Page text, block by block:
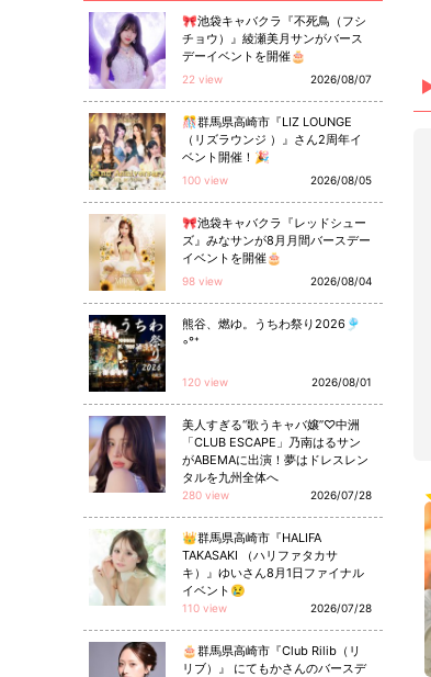
🎀池袋キャバクラ『不死鳥（フシ
チョウ）』綾瀬美月サンがバース
デーイベントを開催🎂
22 view 2026/08/07
🎊群馬県高崎市『LIZ LOUNGE
（リズラウンジ ）』さん2周年イ
ベント開催！🎉
100 view 2026/08/05
🎀池袋キャバクラ『レッドシュー
ズ』みなサンが8月月間バースデー
イベントを開催🎂
98 view 2026/08/04
熊谷、燃ゆ。うちわ祭り2026🎐
◦°⁺
120 view 2026/08/01
美人すぎる“歌うキャバ嬢”♡中洲
「CLUB ESCAPE」乃南はるサン
がABEMAに出演！夢はドレスレン
タルを九州全体へ
280 view 2026/07/28
👑群馬県高崎市『HALIFA
TAKASAKI （ハリファタカサ
キ）』ゆいさん8月1日ファイナル
イベント😢
110 view 2026/07/28
🎂群馬県高崎市『Club Rilib（リ
リブ）』 にてもかさんのバースデ